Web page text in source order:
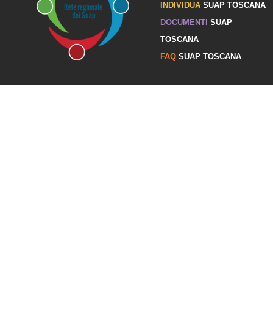
INDIVIDUASUAP TOSCANA
DOCUMENTI SUAP
TOSCANA
FAQSUAP TOSCANA